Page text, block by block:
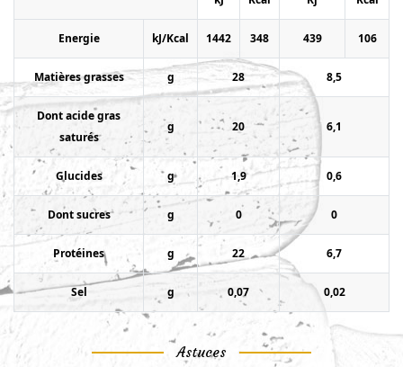
Energie kJ/Kcal 1442 348 439 106
Matières grasses g 28 8,5
Dont acide gras
saturés
g 20 6,1
Glucides g 1,9 0,6
Dont sucres g 0 0
Protéines g 22 6,7
Sel g 0,07 0,02
Astuces